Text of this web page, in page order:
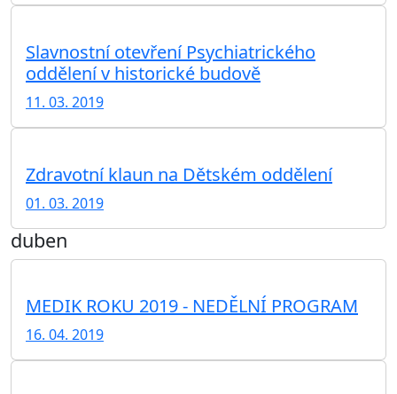
Slavnostní otevření Psychiatrického
oddělení v historické budově
11. 03. 2019
Zdravotní klaun na Dětském oddělení
01. 03. 2019
duben
MEDIK ROKU 2019 - NEDĚLNÍ PROGRAM
16. 04. 2019